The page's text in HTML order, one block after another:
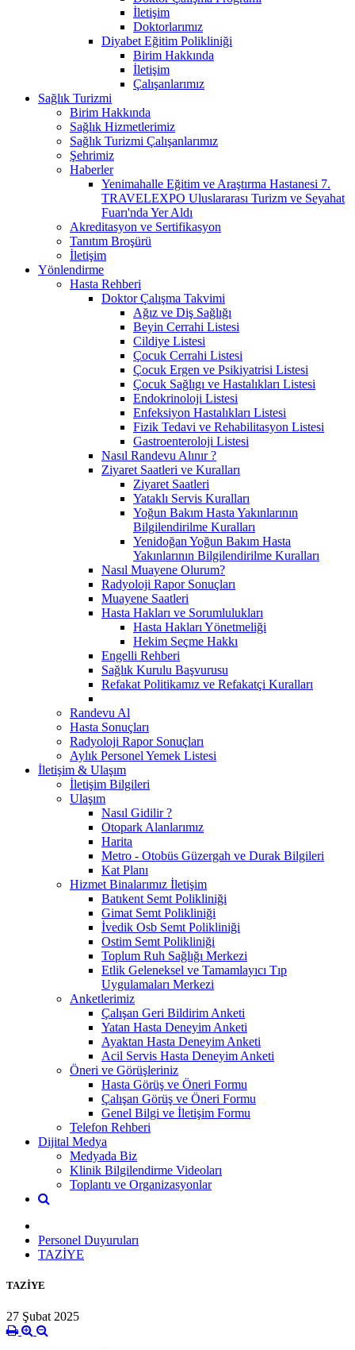
İletişim
Doktorlarımız
Diyabet Eğitim Polikliniği
Birim Hakkında
İletişim
Çalışanlarımız
Sağlık Turizmi
Birim Hakkında
Sağlık Hizmetlerimiz
Sağlık Turizmi Çalışanlarımız
Şehrimiz
Haberler
Yenimahalle Eğitim ve Araştırma Hastanesi 7.
TRAVELEXPO Uluslararası Turizm ve Seyahat
Fuarı'nda Yer Aldı
Akreditasyon ve Sertifikasyon
Tanıtım Broşürü
İletişim
Yönlendirme
Hasta Rehberi
Doktor Çalışma Takvimi
Ağız ve Diş Sağlığı
Beyin Cerrahi Listesi
Cildiye Listesi
Çocuk Cerrahi Listesi
Çocuk Ergen ve Psikiyatrisi Listesi
Çocuk Sağlıgı ve Hastalıkları Listesi
Endokrinoloji Listesi
Enfeksiyon Hastalıkları Listesi
Fizik Tedavi ve Rehabilitasyon Listesi
Gastroenteroloji Listesi
Nasıl Randevu Alınır ?
Ziyaret Saatleri ve Kuralları
Ziyaret Saatleri
Yataklı Servis Kuralları
Yoğun Bakım Hasta Yakınlarının
Bilgilendirilme Kuralları
Yenidoğan Yoğun Bakım Hasta
Yakınlarının Bilgilendirilme Kuralları
Nasıl Muayene Olurum?
Radyoloji Rapor Sonuçları
Muayene Saatleri
Hasta Hakları ve Sorumlulukları
Hasta Hakları Yönetmeliği
Hekim Seçme Hakkı
Engelli Rehberi
Sağlık Kurulu Başvurusu
Refakat Politikamız ve Refakatçi Kuralları
Randevu Al
Hasta Sonuçları
Radyoloji Rapor Sonuçları
Aylık Personel Yemek Listesi
İletişim & Ulaşım
İletişim Bilgileri
Ulaşım
Nasıl Gidilir ?
Otopark Alanlarımız
Harita
Metro - Otobüs Güzergah ve Durak Bilgileri
Kat Planı
Hizmet Binalarımız İletişim
Batıkent Semt Polikliniği
Gimat Semt Polikliniği
İvedik Osb Semt Polikliniği
Ostim Semt Polikliniği
Toplum Ruh Sağlığı Merkezi
Etlik Geleneksel ve Tamamlayıcı Tıp
Uygulamaları Merkezi
Anketlerimiz
Çalışan Geri Bildirim Anketi
Yatan Hasta Deneyim Anketi
Ayaktan Hasta Deneyim Anketi
Acil Servis Hasta Deneyim Anketi
Öneri ve Görüşleriniz
Hasta Görüş ve Öneri Formu
Çalışan Görüş ve Öneri Formu
Genel Bilgi ve İletişim Formu
Telefon Rehberi
Dijital Medya
Medyada Biz
Klinik Bilgilendirme Videoları
Toplantı ve Organizasyonlar
Personel Duyuruları
TAZİYE
TAZİYE
27 Şubat 2025